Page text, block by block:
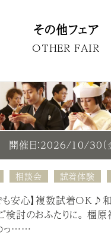
その他フェア
OTHER FAIR
開催日：2026/10/30（
相談会 試着体験
も安心】複数試着
検討のおふたりに。 橿
っ……